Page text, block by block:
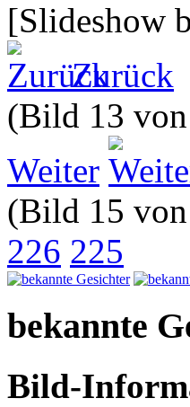
[Slideshow
Zurück
(Bild 13
Weiter
(Bild 15
226 225
bekannte
Bild-